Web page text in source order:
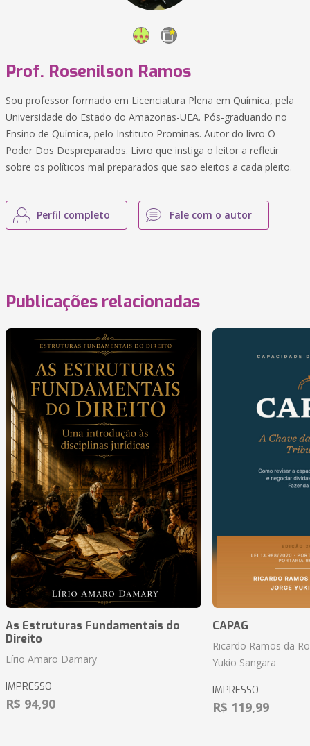
Prof. Rosenilson Ramos
Sou professor formado em Licenciatura Plena em Química, pela
Universidade do Estado do Amazonas-UEA. Pós-graduando no
Ensino de Química, pelo Instituto Prominas. Autor do livro O
Poder Dos Despreparados. Livro que instiga o leitor a refletir
sobre os políticos mal preparados que são eleitos a cada pleito.
Perfil completo Fale com o autor
Publicações relacionadas
As Estruturas Fundamentais do
Direito
Lírio Amaro Damary
IMPRESSO
R$ 94,90
CAPAG
Ricardo Ramos da
Yukio Sangara
IMPRESSO
R$ 119,99